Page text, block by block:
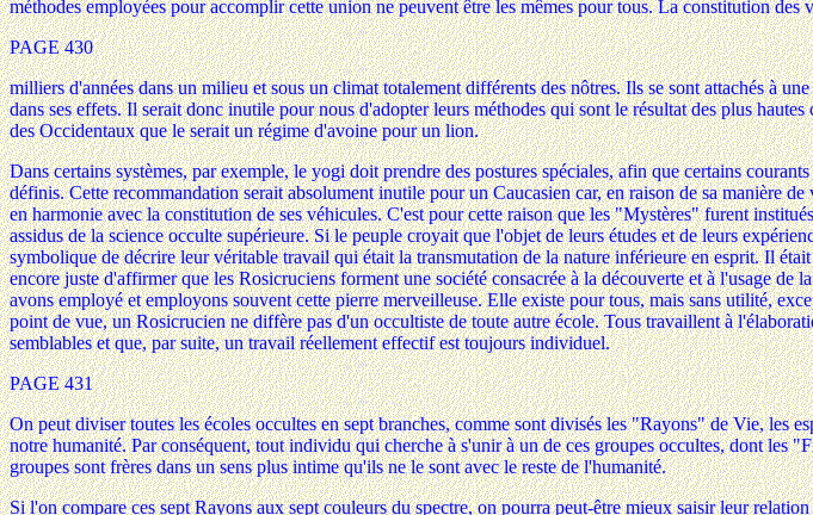
méthodes employées pour accomplir cette union ne peuvent être les mêmes pour tous. La constitution
PAGE 430
milliers d'années dans un milieu et sous un climat totalement différents des nôtres. Ils se sont attachés à
dans ses effets. Il serait donc inutile pour nous d'adopter leurs méthodes qui sont le résultat des plus
des Occidentaux que le serait un régime d'avoine pour un lion.
Dans certains systèmes, par exemple, le yogi doit prendre des postures spéciales, afin que certains
définis. Cette recommandation serait absolument inutile pour un Caucasien car, en raison de sa manière
en harmonie avec la constitution de ses véhicules. C'est pour cette raison que les "Mystères" furent
assidus de la science occulte supérieure. Si le peuple croyait que l'objet de leurs études et de leurs
symbolique de décrire leur véritable travail qui était la transmutation de la nature inférieure en esprit. Il
encore juste d'affirmer que les Rosicruciens forment une société consacrée à la découverte et à l'usage
avons employé et employons souvent cette pierre merveilleuse. Elle existe pour tous, mais sans utilité,
point de vue, un Rosicrucien ne diffère pas d'un occultiste de toute autre école. Tous travaillent à
semblables et que, par suite, un travail réellement effectif est toujours individuel.
PAGE 431
On peut diviser toutes les écoles occultes en sept branches, comme sont divisés les "Rayons" de Vie, les
notre humanité. Par conséquent, tout individu qui cherche à s'unir à un de ces groupes occultes, dont les
groupes sont frères dans un sens plus intime qu'ils ne le sont avec le reste de l'humanité.
Si l'on compare ces sept Rayons aux sept couleurs du spectre, on pourra peut-être mieux saisir leur